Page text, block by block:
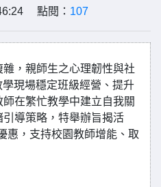
點閱： 107
，親師生之心理韌性與社
現場穩定班級經營、提升
在繁忙教學中建立自我關
導策略，特舉辦旨揭活
惠，支持校園教師增能、取